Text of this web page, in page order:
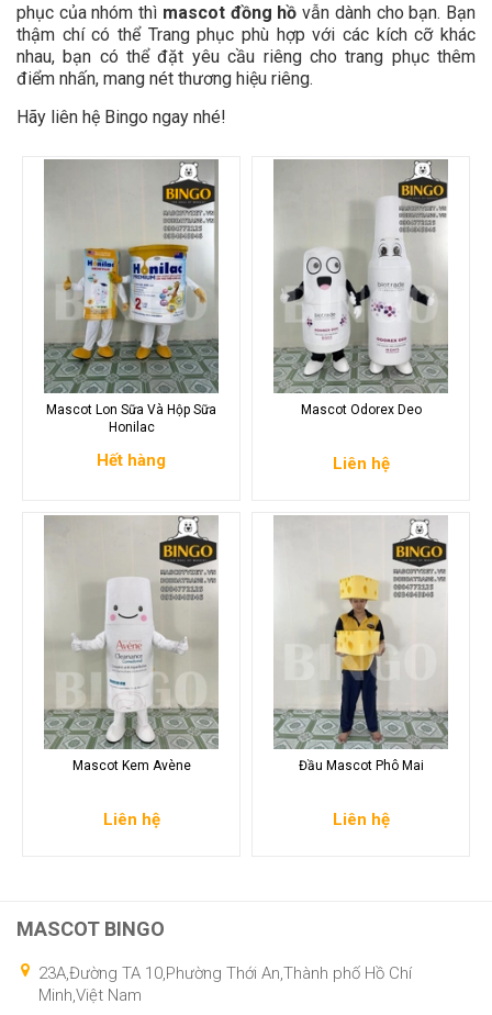
phục của nhóm thì mascot đồng hồ vẫn dành cho bạn. Bạn
thậm chí có thể Trang phục phù hợp với các kích cỡ khác
nhau, bạn có thể đặt yêu cầu riêng cho trang phục thêm
điểm nhấn, mang nét thương hiệu riêng.
Hãy liên hệ Bingo ngay nhé!
Mascot Lon Sữa Và Hộp Sữa
Honilac
Hết hàng
Mascot Odorex Deo
Liên hệ
Mascot Kem Avène
Liên hệ
Đầu Mascot Phô Mai
Liên hệ
MASCOT BINGO
23A,Đường TA 10,Phường Thới An,Thành phố Hồ Chí
Minh,Việt Nam